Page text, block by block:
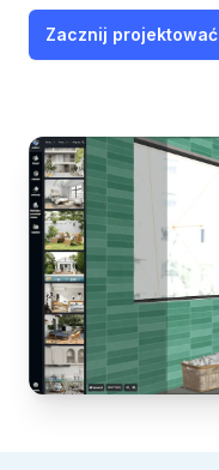
Zacznij projektować